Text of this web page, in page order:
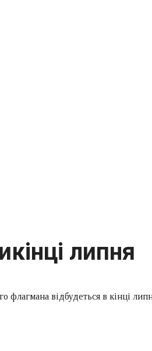
липня
флагмана відбудеться в кінці